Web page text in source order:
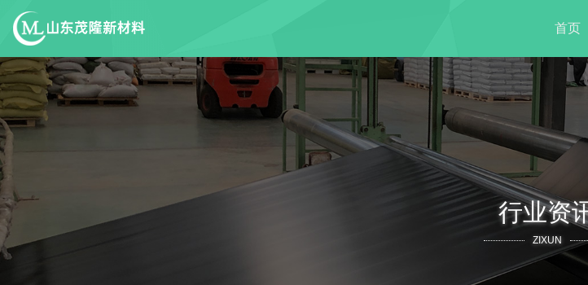
首页
行业资
ZIXUN